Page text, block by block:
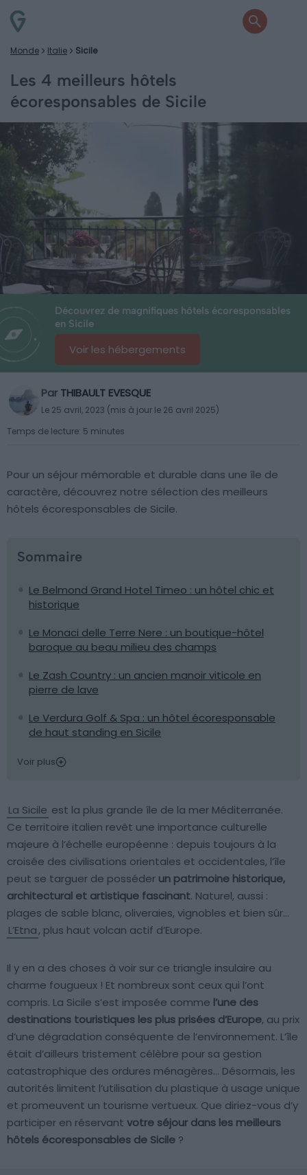
Monde Italie Sicile
Les 4 meilleurs hôtels
écoresponsables de Sicile
Découvrez de magnifiques hôtels écoresponsables
en Sicile
Voir les hébergements
Par THIBAULT EVESQUE
Le 25 avril, 2023 (mis à jour le 26 avril 2025)
Temps de lecture: 5 minutes
Pour un séjour mémorable et durable dans une île de
caractère, découvrez notre sélection des meilleurs
hôtels écoresponsables de Sicile.
Sommaire
Le Belmond Grand Hotel Timeo : un hôtel chic et
historique
Le Monaci delle Terre Nere : un boutique-hôtel
baroque au beau milieu des champs
Le Zash Country : un ancien manoir viticole en
pierre de lave
Le Verdura Golf & Spa : un hôtel écoresponsable
de haut standing en Sicile
Voir plus
La Sicile est la plus grande île de la mer Méditerranée.
Ce territoire italien revêt une importance culturelle
majeure à l’échelle européenne : depuis toujours à la
croisée des civilisations orientales et occidentales, l’île
peut se targuer de posséder un patrimoine historique,
architectural et artistique fascinant. Naturel, aussi :
plages de sable blanc, oliveraies, vignobles et bien sûr…
L’Etna, plus haut volcan actif d’Europe.
Il y en a des choses à voir sur ce triangle insulaire au
charme fougueux ! Et nombreux sont ceux qui l’ont
compris. La Sicile s’est imposée comme l’une des
destinations touristiques les plus prisées d’Europe, au prix
d’une dégradation conséquente de l’environnement. L’île
était d’ailleurs tristement célèbre pour sa gestion
catastrophique des ordures ménagères… Désormais, les
autorités limitent l’utilisation du plastique à usage unique
et promeuvent un tourisme vertueux. Que diriez-vous d’y
participer en réservant votre séjour dans les meilleurs
hôtels écoresponsables de Sicile ?